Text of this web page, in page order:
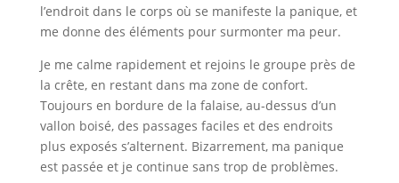
l’endroit dans le corps où se manifeste la panique, et
me donne des éléments pour surmonter ma peur.
Je me calme rapidement et rejoins le groupe près de
la crête, en restant dans ma zone de confort.
Toujours en bordure de la falaise, au-dessus d’un
vallon boisé, des passages faciles et des endroits
plus exposés s’alternent. Bizarrement, ma panique
est passée et je continue sans trop de problèmes.